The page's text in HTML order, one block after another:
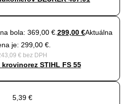
bola: 369,00 €. 299,00 €Aktuálna
je: 299,00 €.
€ bez DPH
STIHL FS 55
5,39 €